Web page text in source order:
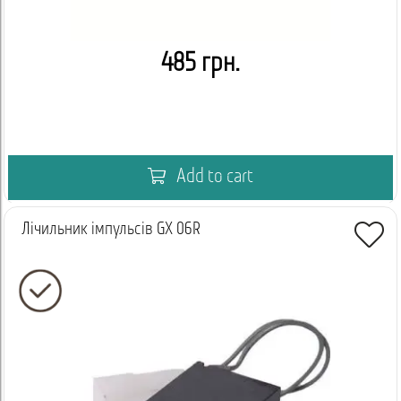
485 грн.
Add to cart
Лічильник імпульсів GX 06R